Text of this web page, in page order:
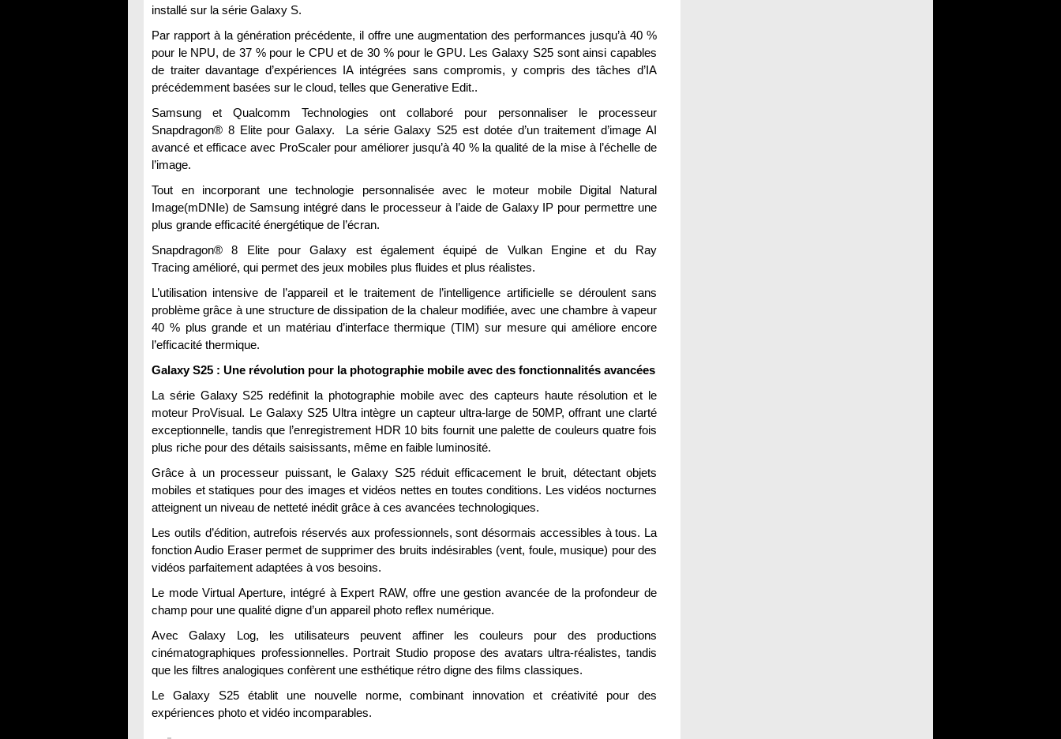
installé sur la série Galaxy S.
Par rapport à la génération précédente, il offre une augmentation des performances jusqu’à 40 %
pour le NPU, de 37 % pour le CPU et de 30 % pour le GPU. Les Galaxy S25 sont ainsi capables
de traiter davantage d’expériences IA intégrées sans compromis, y compris des tâches d’IA
précédemment basées sur le cloud, telles que Generative Edit..
Samsung et Qualcomm Technologies ont collaboré pour personnaliser le processeur
Snapdragon® 8 Elite pour Galaxy. La série Galaxy S25 est dotée d’un traitement d’image AI
avancé et efficace avec ProScaler pour améliorer jusqu’à 40 % la qualité de la mise à l’échelle de
l’image.
Tout en incorporant une technologie personnalisée avec le moteur mobile Digital Natural
Image(mDNIe) de Samsung intégré dans le processeur à l’aide de Galaxy IP pour permettre une
plus grande efficacité énergétique de l’écran.
Snapdragon® 8 Elite pour Galaxy est également équipé de Vulkan Engine et du Ray
Tracing amélioré, qui permet des jeux mobiles plus fluides et plus réalistes.
L’utilisation intensive de l’appareil et le traitement de l’intelligence artificielle se déroulent sans
problème grâce à une structure de dissipation de la chaleur modifiée, avec une chambre à vapeur
40 % plus grande et un matériau d’interface thermique (TIM) sur mesure qui améliore encore
l’efficacité thermique.
Galaxy S25 : Une révolution pour la photographie mobile avec des fonctionnalités avancées
La série Galaxy S25 redéfinit la photographie mobile avec des capteurs haute résolution et le
moteur ProVisual. Le Galaxy S25 Ultra intègre un capteur ultra-large de 50MP, offrant une clarté
exceptionnelle, tandis que l’enregistrement HDR 10 bits fournit une palette de couleurs quatre fois
plus riche pour des détails saisissants, même en faible luminosité.
Grâce à un processeur puissant, le Galaxy S25 réduit efficacement le bruit, détectant objets
mobiles et statiques pour des images et vidéos nettes en toutes conditions. Les vidéos nocturnes
atteignent un niveau de netteté inédit grâce à ces avancées technologiques.
Les outils d’édition, autrefois réservés aux professionnels, sont désormais accessibles à tous. La
fonction Audio Eraser permet de supprimer des bruits indésirables (vent, foule, musique) pour des
vidéos parfaitement adaptées à vos besoins.
Le mode Virtual Aperture, intégré à Expert RAW, offre une gestion avancée de la profondeur de
champ pour une qualité digne d’un appareil photo reflex numérique.
Avec Galaxy Log, les utilisateurs peuvent affiner les couleurs pour des productions
cinématographiques professionnelles. Portrait Studio propose des avatars ultra-réalistes, tandis
que les filtres analogiques confèrent une esthétique rétro digne des films classiques.
Le Galaxy S25 établit une nouvelle norme, combinant innovation et créativité pour des
expériences photo et vidéo incomparables.